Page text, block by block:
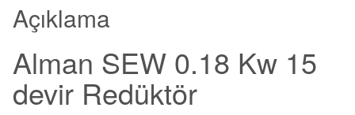
Açıklama
Alman SEW 0.18 Kw 15
devir Redüktör